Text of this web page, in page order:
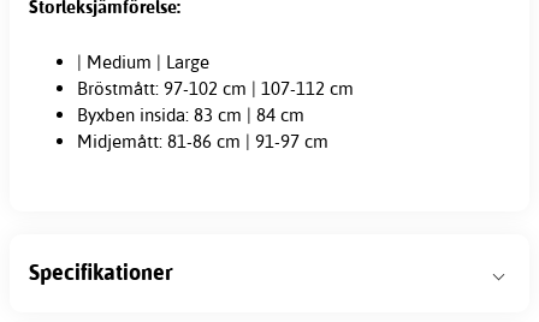
Storleksjämförelse:
| Medium | Large
Bröstmått: 97-102 cm | 107-112 cm
Byxben insida: 83 cm | 84 cm
Midjemått: 81-86 cm | 91-97 cm
Specifikationer